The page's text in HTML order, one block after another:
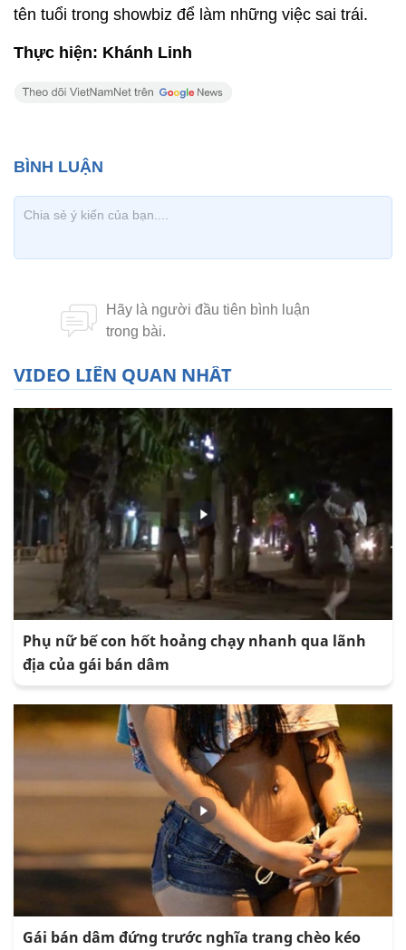
tên tuổi trong showbiz để làm những việc sai trái.
Thực hiện: Khánh Linh
VIDEO LIÊN QUAN NHẤT
Phụ nữ bế con hốt hoảng chạy nhanh qua lãnh
địa của gái bán dâm
Gái bán dâm đứng trước nghĩa trang chèo kéo